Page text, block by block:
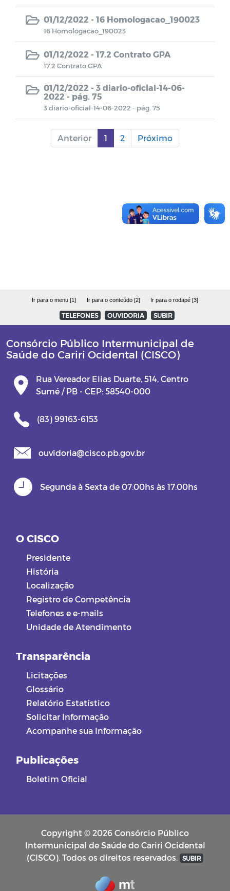
Chamamento 001/2023
0001/2022
0002/2022
0003/2022
0004/2022
0005/2022
PP 002/2022
Parcerias
CISCO AGRO/LEIS DECRETOS
01/12/2022 - 16 Homologacao_190023
16 Homologacao_190023
01/12/2022 - 17.2 Contrato GPA
17.2 Contrato GPA
01/12/2022 - 3 diario-oficial-14-06-
2022 - pág. 75
3 diario-oficial-14-06-2022 - pág. 75
Anterior 1 2 Próximo
Ir para o menu [1] Ir para o conteúdo [2] Ir para o rodapé [3]
TELEFONES OUVIDORIA SUBIR
Consórcio Público Intermunicipal de
Saúde do Cariri Ocidental (CISCO)
Rua Vereador Elias Duarte, 514, Centro
Sumé / PB - CEP: 58540-000
(83) 99163-6153
ouvidoria@cisco.pb.gov.br
Segunda à Sexta de 07:00hs às 17:00hs
O CISCO
Presidente
História
Localização
Registro de Competência
Telefones e e-mails
Unidade de Atendimento
Transparência
Licitações
Glossário
Relatório Estatístico
Solicitar Informação
Acompanhe sua Informação
Publicações
Boletim Oficial
Copyright © 2026 Consórcio Público
Intermunicipal de Saúde do Cariri Ocidental
(CISCO). Todos os direitos reservados.
SUBIR